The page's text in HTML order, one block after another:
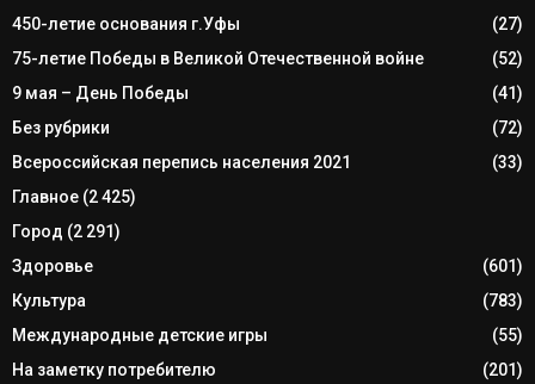
450-летие основания г.Уфы
(27)
75-летие Победы в Великой Отечественной войне
(52)
9 мая – День Победы
(41)
Без рубрики
(72)
Всероссийская перепись населения 2021
(33)
Главное (2 425)
Город (2 291)
Здоровье
(601)
Культура
(783)
Международные детские игры
(55)
На заметку потребителю
(201)